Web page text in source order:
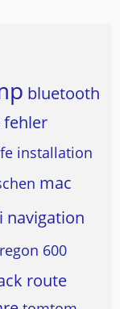
bluetooth
fehler
installation
mac
navigation
600
route